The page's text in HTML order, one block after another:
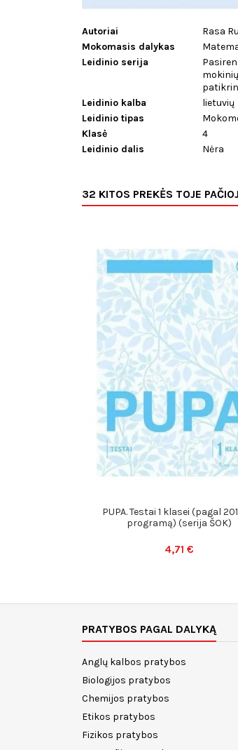
Autoriai
Rasa
Mokomasis dalykas
Leidinio serija
Leidinio kalba
lietuvių
Leidinio tipas
Klasė
4
Leidinio dalis
Nėra
32 KITOS PREKĖS TOJE
PUPA. Testai 1 klasei (pagal
programą) (serija ŠOK)
4,71 €
PRATYBOS PAGAL DALYKĄ
Anglų kalbos pratybos
Biologijos pratybos
Chemijos pratybos
Etikos pratybos
Fizikos pratybos